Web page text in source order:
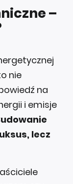
–
nie
na
i emisje
lecz